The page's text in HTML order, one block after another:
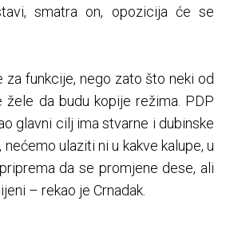
smatra on, opozicija će se
funkcije, nego zato što neki od
žele da budu kopije režima. PDP
glavni cilj ima stvarne i dubinske
ulaziti ni u kakve kalupe, u
da se promjene dese, ali
– rekao je Crnadak.